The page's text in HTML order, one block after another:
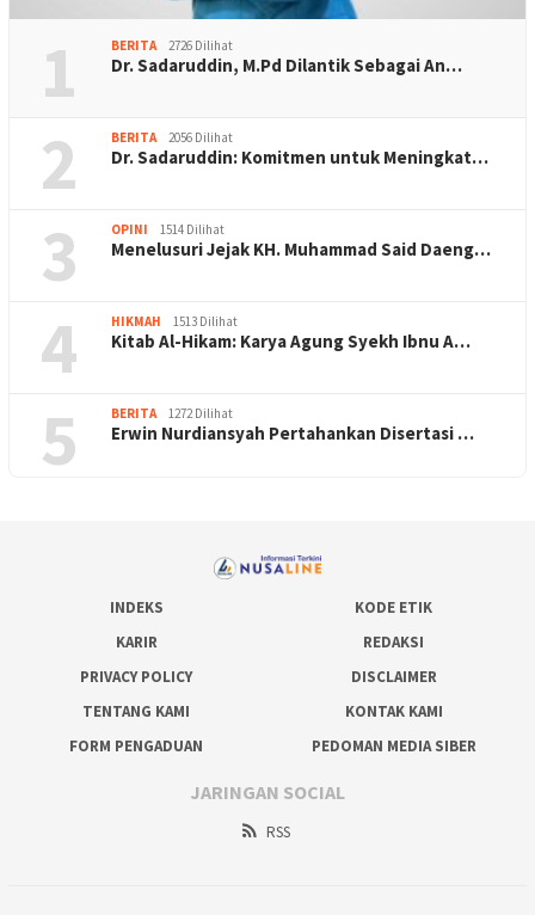
1 BERITA 2726 Dilihat
Dr. Sadaruddin, M.Pd Dilantik Sebagai An…
2 BERITA 2056 Dilihat
Dr. Sadaruddin: Komitmen untuk Meningkat…
3 OPINI 1514 Dilihat
Menelusuri Jejak KH. Muhammad Said Daeng…
4 HIKMAH 1513 Dilihat
Kitab Al-Hikam: Karya Agung Syekh Ibnu A…
5 BERITA 1272 Dilihat
Erwin Nurdiansyah Pertahankan Disertasi …
INDEKS
KODE ETIK
KARIR
REDAKSI
PRIVACY POLICY
DISCLAIMER
TENTANG KAMI
KONTAK KAMI
FORM PENGADUAN
PEDOMAN MEDIA SIBER
JARINGAN SOCIAL
RSS